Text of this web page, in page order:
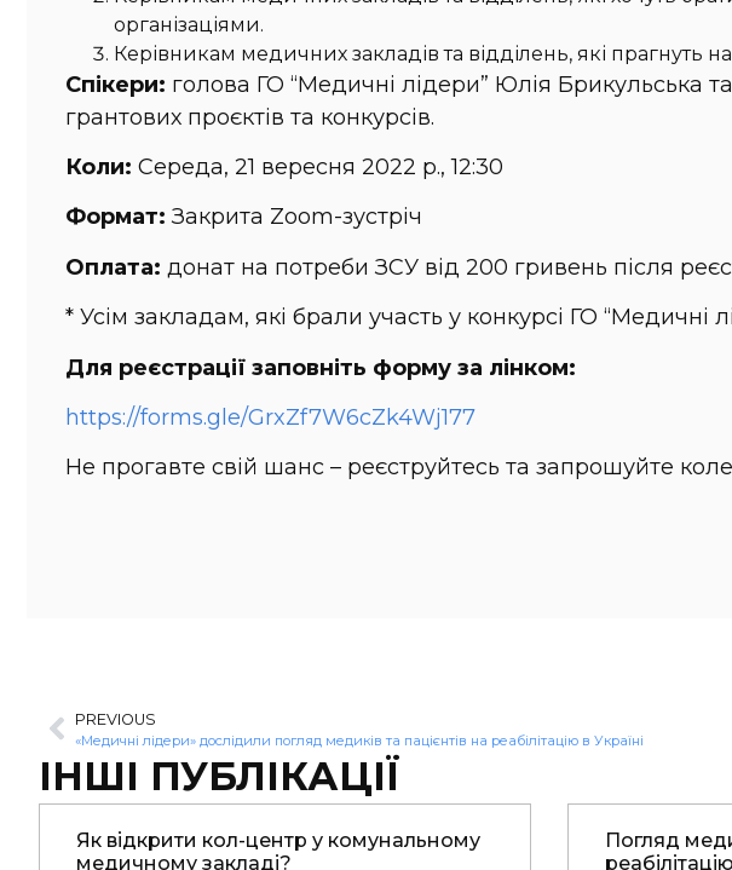
організаціями.
Керівникам медичних закладів та відділень, які
Спікери: голова ГО “Медичні лідери” Юлія Брикульська
грантових проєктів та конкурсів.
Коли: Середа, 21 вересня 2022 р., 12:30
Формат: Закрита Zoom-зустріч
Оплата: донат на потреби ЗСУ від 200 гривень після
* Усім закладам, які брали участь у конкурсі ГО
Для реєстрації заповніть форму за лінком:
https://forms.gle/GrxZf7W6cZk4Wj177
Не прогавте свій шанс – реєструйтесь та запрошуйте
PREVIOUS
«‎Медичні лідери» дослідили погляд медиків та пацієнтів на реабілітацію в Україні
ІНШІ ПУБЛІКАЦІЇ
Як відкрити кол-центр у комунальному
медичному закладі?
Погляд